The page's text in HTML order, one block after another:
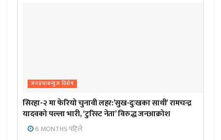
जनप्रभाबन्युज विशेष
सिरहा-२ मा फेरियो चुनावी लहर:’सुख-दुःखका साथी’ रामचन्द्र
यादवको पल्ला भारी, ‘टुरिस्ट नेता’ विरुद्ध जनआक्रोश
6 MONTHS पहिले